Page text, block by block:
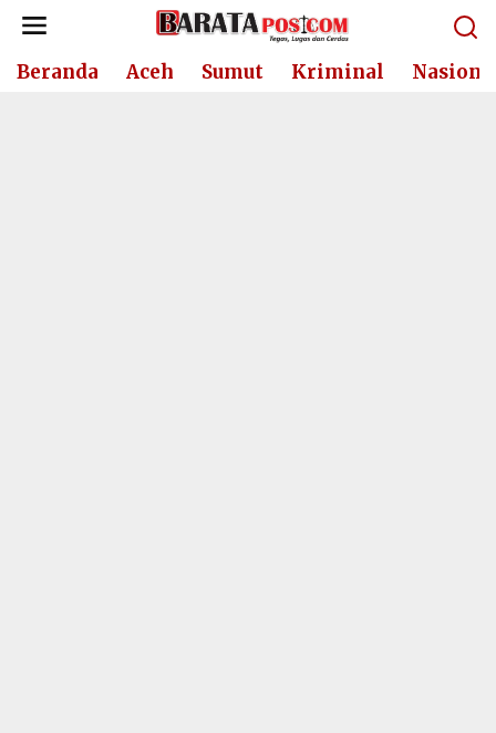
Lewati
konten
Beranda Aceh Sumut Kriminal